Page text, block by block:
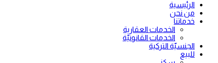
الرئيسية
من نحن
خدماتنا
الخدمات العقارية
الخدمات القانونيّة
الجنسيّة التركية
للبيع